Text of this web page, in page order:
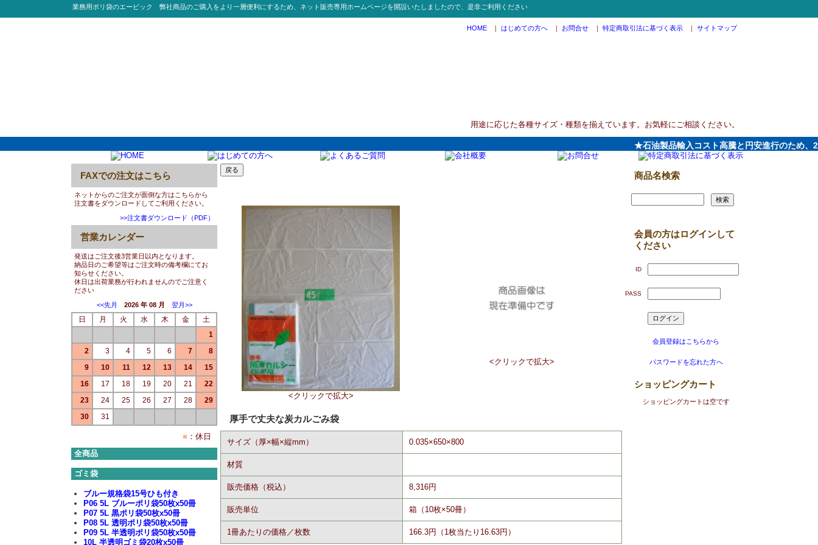
業務用ポリ袋のエービック 弊社商品のご購入をより一層便利にするため、ネット販売専用ホームページを開設いたしましたので、是非ご利用ください
HOME ｜ はじめての方へ ｜ お問合せ ｜ 特定商取引法に基づく表示 ｜ サイトマップ
用途に応じた各種サイズ・種類を揃えています。お気軽にご相談ください。
★石油製品輸入コスト高騰と円安進行のため、2026
FAXでの注文はこちら
ネットからのご注文が面倒な方はこちらから
注文書をダウンロードしてご利用ください。
>>注文書ダウンロード（PDF）
営業カレンダー
発送はご注文後3営業日以内となります。
納品日のご希望等はご注文時の備考欄にてお
知らせください。
休日は出荷業務が行われませんのでご注意く
ださい
<<先月
2026 年 08 月 翌月>>
日 月 火 水 木 金
土
1
2
3 4 5 6 7
8
9
10 11 12 13 14
15
16
17 18 19 20 21
22
23
24 25 26 27 28
29
30
31
■ ：休日
全商品
ゴミ袋
ブルー規格袋15号ひも付き
P06 5L ブルーポリ袋50枚x50冊
P07 5L 黒ポリ袋50枚x50冊
P08 5L 透明ポリ袋50枚x50冊
P09 5L 半透明ポリ袋50枚x50冊
10L 半透明ゴミ袋20枚x50冊
<クリックで拡大>
<クリックで拡大>
厚手で丈夫な炭カルごみ袋
サイズ（厚×幅×縦mm） 0.035×650×800
材質
販売価格（税込） 8,316円
販売単位 箱（10枚×50冊）
1冊あたりの価格／枚数 166.3円（1枚当たり16.63円）
商品名検索
会員の方はログインして
ください
ID
PASS
会員登録はこちらから
パスワードを忘れた方へ
ショッピングカート
ショッピングカートは空です